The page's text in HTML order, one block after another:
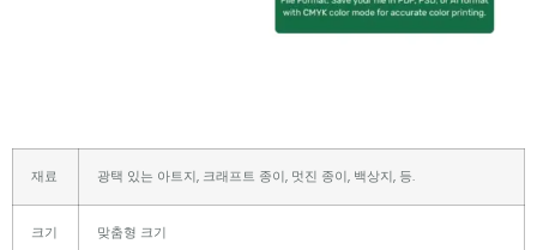
재료 광택 있는 아트지, 크래프트 종이, 멋진 종이, 백상지, 등.
크기 맞춤형 크기